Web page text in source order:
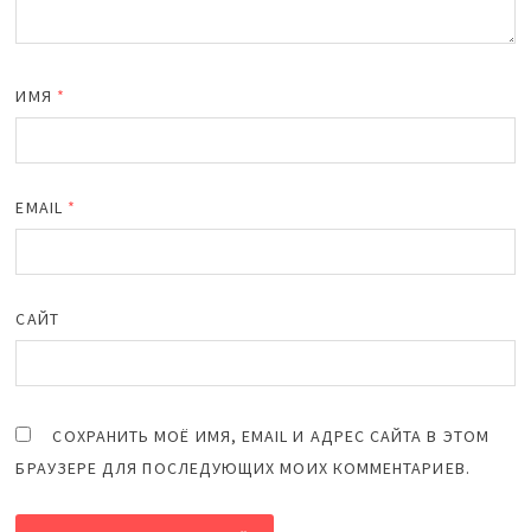
ИМЯ *
EMAIL *
САЙТ
СОХРАНИТЬ МОЁ ИМЯ, EMAIL И АДРЕС САЙТА В ЭТОМ
БРАУЗЕРЕ ДЛЯ ПОСЛЕДУЮЩИХ МОИХ КОММЕНТАРИЕВ.